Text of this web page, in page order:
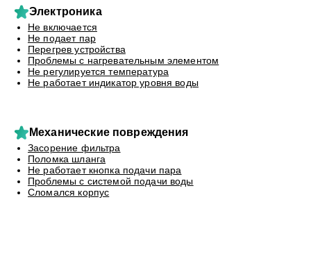
Электроника
Не включается
Не подает пар
Перегрев устройства
Проблемы с нагревательным элементом
Не регулируется температура
Не работает индикатор уровня воды
Механические повреждения
Засорение фильтра
Поломка шланга
Не работает кнопка подачи пара
Проблемы с системой подачи воды
Сломался корпус